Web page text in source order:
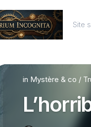
Site
in Mystère & co /